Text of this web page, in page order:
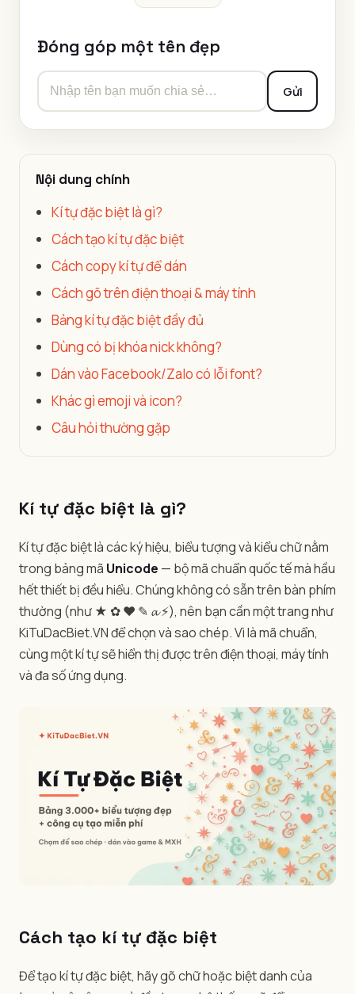
Đóng góp một tên đẹp
Gửi
Nội dung chính
Kí tự đặc biệt là gì?
Cách tạo kí tự đặc biệt
Cách copy kí tự để dán
Cách gõ trên điện thoại & máy tính
Bảng kí tự đặc biệt đầy đủ
Dùng có bị khóa nick không?
Dán vào Facebook/Zalo có lỗi font?
Khác gì emoji và icon?
Câu hỏi thường gặp
Kí tự đặc biệt là gì?
Kí tự đặc biệt là các ký hiệu, biểu tượng và kiểu chữ nằm
trong bảng mã Unicode — bộ mã chuẩn quốc tế mà hầu
hết thiết bị đều hiểu. Chúng không có sẵn trên bàn phím
thường (như ★ ✿ ♥ ✎ 𝓪 ⚡), nên bạn cần một trang như
KiTuDacBiet.VN để chọn và sao chép. Vì là mã chuẩn,
cùng một kí tự sẽ hiển thị được trên điện thoại, máy tính
và đa số ứng dụng.
Cách tạo kí tự đặc biệt
Để tạo kí tự đặc biệt, hãy gõ chữ hoặc biệt danh của